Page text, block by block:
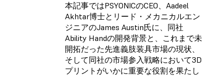
本記事ではPSYONICのCEO、Aadeel
Akhtar博士とリード・メカニカルエン
ジニアのJames Austin氏に、同社
Ability Handの開発背景と、これまで未
開拓だった先進義肢装具市場の現状、
そして同社の市場参入戦略において3D
プリントがいかに重要な役割を果たし